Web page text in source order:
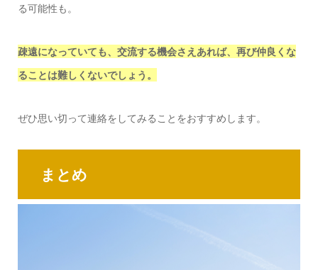
る可能性も。
疎遠になっていても、交流する機会さえあれば、再び仲良くな
ることは難しくないでしょう。
ぜひ思い切って連絡をしてみることをおすすめします。
まとめ